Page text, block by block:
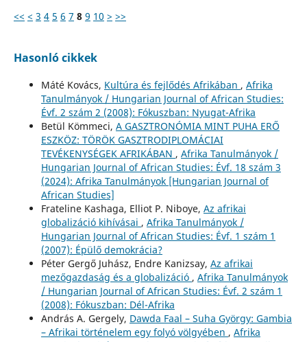
<< < 3 4 5 6 7 8 9 10 > >>
Hasonló cikkek
Máté Kovács, Kultúra és fejlődés Afrikában , Afrika
Tanulmányok / Hungarian Journal of African Studies:
Évf. 2 szám 2 (2008): Fókuszban: Nyugat-Afrika
Betül Kömmeci, A GASZTRONÓMIA MINT PUHA ERŐ
ESZKÖZ: TÖRÖK GASZTRODIPLOMÁCIAI
TEVÉKENYSÉGEK AFRIKÁBAN , Afrika Tanulmányok /
Hungarian Journal of African Studies: Évf. 18 szám 3
(2024): Afrika Tanulmányok [Hungarian Journal of
African Studies]
Frateline Kashaga, Elliot P. Niboye, Az afrikai
globalizáció kihívásai , Afrika Tanulmányok /
Hungarian Journal of African Studies: Évf. 1 szám 1
(2007): Épülő demokrácia?
Péter Gergő Juhász, Endre Kanizsay, Az afrikai
mezőgazdaság és a globalizáció , Afrika Tanulmányok
/ Hungarian Journal of African Studies: Évf. 2 szám 1
(2008): Fókuszban: Dél-Afrika
András A. Gergely, Dawda Faal – Suha György: Gambia
– Afrikai történelem egy folyó völgyében , Afrika